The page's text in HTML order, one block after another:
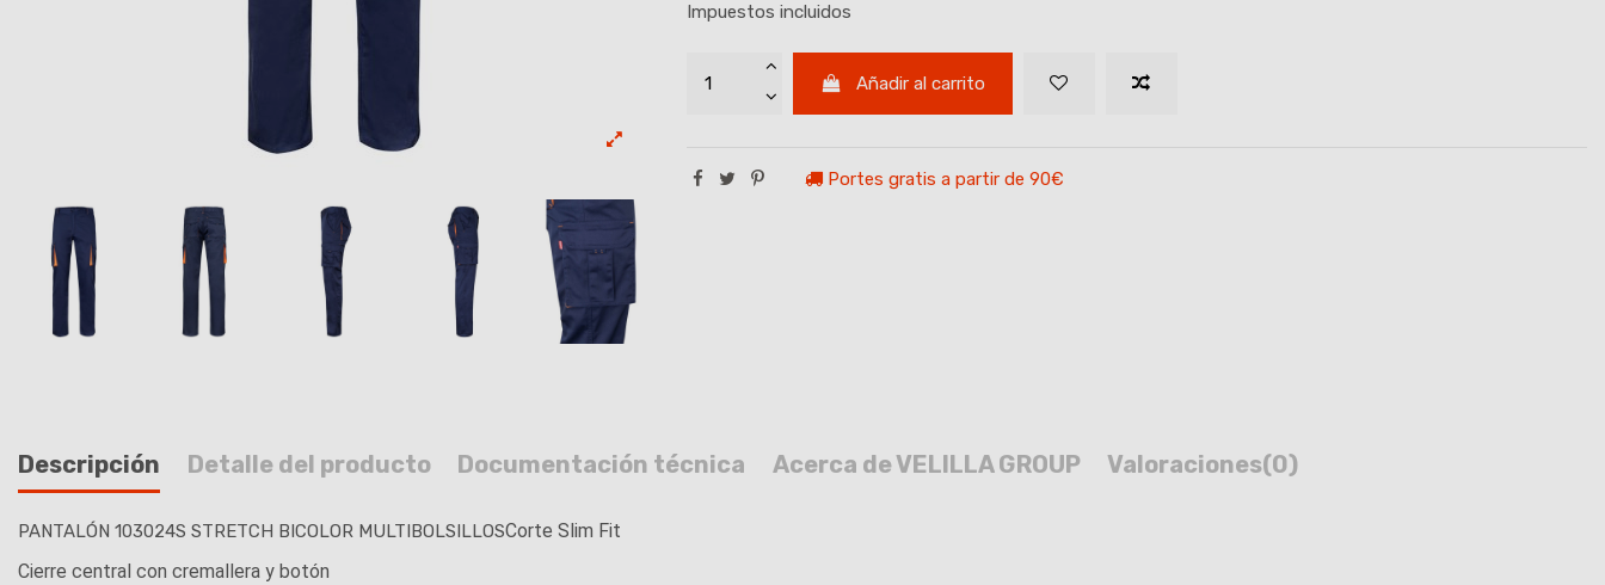
Impuestos incluidos
Añadir al carrito
Portes gratis a partir de 90€
Descripción Detalle del producto Documentación técnica Acerca de VELILLA GROUP Valoraciones(0)
PANTALÓN 103024S STRETCH BICOLOR MULTIBOLSILLOSCorte Slim Fit
Cierre central con cremallera y botón